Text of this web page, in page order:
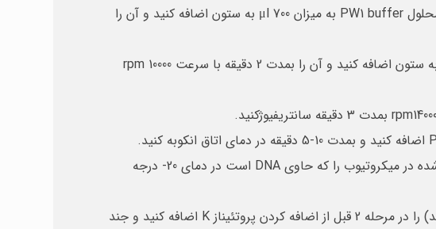
مایع جمع شده در تیوب جمع کننده را دور ریخته و ستون را مجددا در تیوب جمع کننده قرار دهید و از محلول PW1 buffer به میزان μl 700 به ستون اضافه کنید و آن را
پس از سانتریفیوژ مایع جمع شده در تیوب جمع کننده را دور ریخته و μl 500 از محلول PW2 buffe را به ستون اضافه کنید و آن را بمدت 2 دقیقه با سرعت rpm 10000
تیوب را بمدت 3 دقیقه با سرعت rpm 13000 سانتریفیوژ کنید، سپس ستون را دور انداخته و مایع جمع شده در میکروتیوب را که حاوی DNA است در دمای 20- درجه
توجه: برای حذف مقادیر احتمالی RNA ، μl 4 آنزیم RNase A با غلظت mg/ml10 ( از اجزای کیت نمی باشد) را در مرحله 2 قبل از اضافه کردن پروتئیناز K اضافه کنید و جند